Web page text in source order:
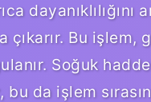
dayanıklılığını
Bu işlem,
Soğuk
da işlem